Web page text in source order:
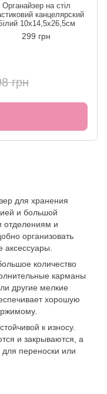
Органайзер на стіл
канцелярский
10х14,5х26,5см
299 грн
грн
для хранения
и большой
отделениям и
организовать
количество
карманы
другие мелкие
хорошую
к износу.
и закрываются, а
переноски или